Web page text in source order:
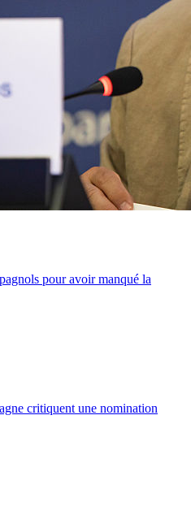
pour avoir manqué la
critiquent une nomination